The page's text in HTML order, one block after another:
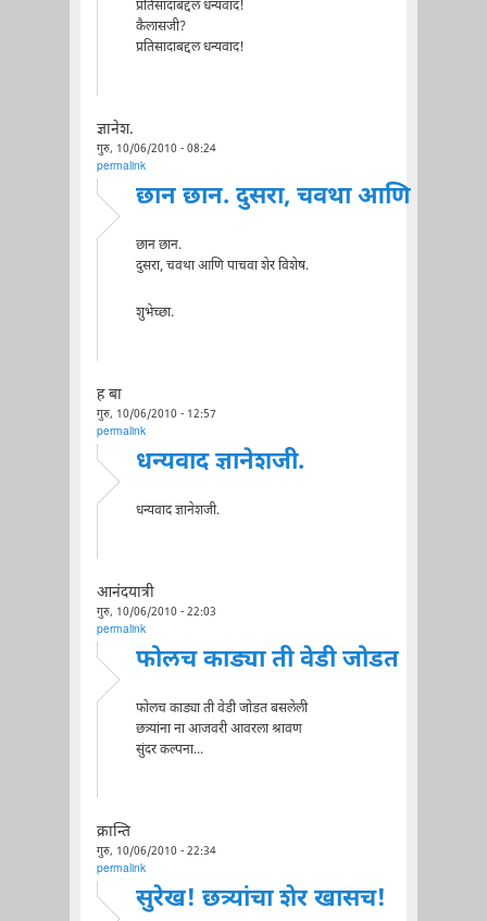
प्रतिसादाबद्दल धन्यवाद!
कैलासजी?
प्रतिसादाबद्दल धन्यवाद!
ज्ञानेश.
गुरु, 10/06/2010 - 08:24
permalink
छान छान. दुसरा, चवथा आणि
छान छान.
दुसरा, चवथा आणि पाचवा शेर विशेष.
शुभेच्छा.
ह बा
गुरु, 10/06/2010 - 12:57
permalink
धन्यवाद ज्ञानेशजी.
धन्यवाद ज्ञानेशजी.
आनंदयात्री
गुरु, 10/06/2010 - 22:03
permalink
फोलच काड्या ती वेडी जोडत
फोलच काड्या ती वेडी जोडत बसलेली
छत्र्यांना ना आजवरी आवरला श्रावण
सुंदर कल्पना...
क्रान्ति
गुरु, 10/06/2010 - 22:34
permalink
सुरेख! छत्र्यांचा शेर खासच!